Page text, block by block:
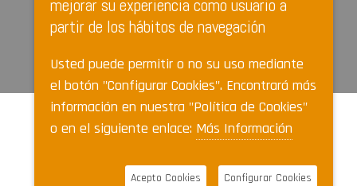
mejorar su experiencia como usuario a
partir de los hábitos de navegación
Usted puede permitir o no su uso mediante
el botón "Configurar Cookies". Encontrará más
información en nuestra "Política de Cookies"
o en el siguiente enlace: Más Información
Acepto Cookies Configurar Cookies